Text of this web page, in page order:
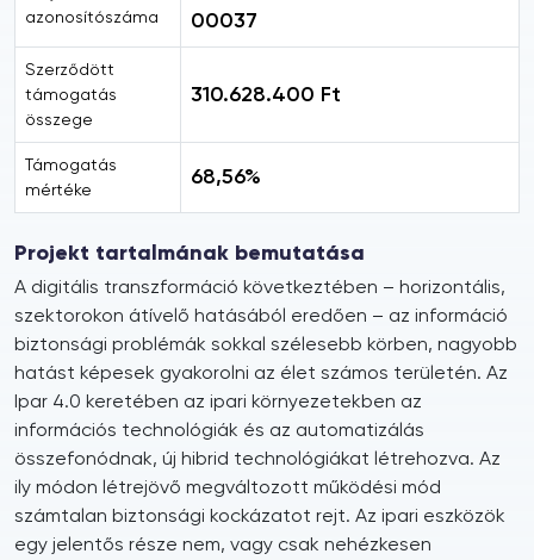
azonosítószáma
00037
Szerződött
támogatás
összege
310.628.400 Ft
Támogatás
mértéke
68,56%
Projekt tartalmának bemutatása
A digitális transzformáció következtében – horizontális,
szektorokon átívelő hatásából eredően – az információ
biztonsági problémák sokkal szélesebb körben, nagyobb
hatást képesek gyakorolni az élet számos területén. Az
Ipar 4.0 keretében az ipari környezetekben az
információs technológiák és az automatizálás
összefonódnak, új hibrid technológiákat létrehozva. Az
ily módon létrejövő megváltozott működési mód
számtalan biztonsági kockázatot rejt. Az ipari eszközök
egy jelentős része nem, vagy csak nehézkesen